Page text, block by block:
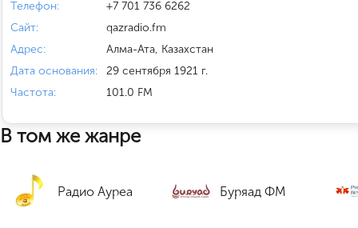
Телефон:
+7 701 736 6262
Сайт:
qazradio.fm
Адрес:
Алма-Ата, Казахстан
Дата основания:
29 сентября 1921 г.
Частота:
101.0 FM
В том же жанре
Радио Ауреа Буряад ФМ